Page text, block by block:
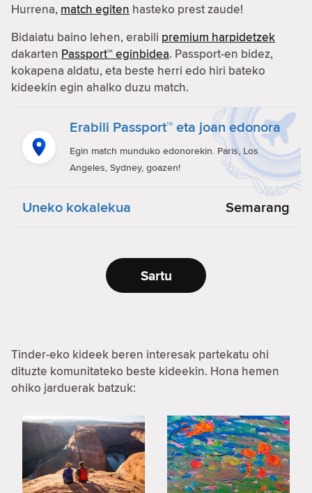
Hurrena, match egiten hasteko prest zaude!
Bidaiatu baino lehen, erabili premium harpidetzek
dakarten Passport™ eginbidea. Passport-en bidez,
kokapena aldatu, eta beste herri edo hiri bateko
kideekin egin ahalko duzu match.
Erabili Passport™ eta joan edonora
Egin match munduko edonorekin. Paris, Los
Angeles, Sydney, goazen!
Uneko kokalekua Semarang
Sartu
Tinder-eko kideek beren interesak partekatu ohi
dituzte komunitateko beste kideekin. Hona hemen
ohiko jarduerak batzuk: